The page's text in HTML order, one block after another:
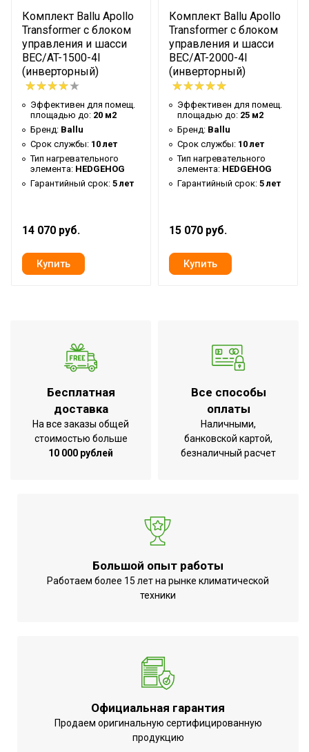
Комплект Ballu Apollo
Transformer с блоком
управления и шасси
BEC/AT-1500-4I
(инверторный)
Эффективен для помещ.
площадью до: 20 м2
Бренд: Ballu
Срок службы: 10 лет
Тип нагревательного
элемента: HEDGEHOG
Гарантийный срок: 5 лет
14 070 руб.
Комплект Ballu Apollo
Transformer с блоком
управления и шасси
BEC/AT-2000-4I
(инверторный)
Эффективен для помещ.
площадью до: 25 м2
Бренд: Ballu
Срок службы: 10 лет
Тип нагревательного
элемента: HEDGEHOG
Гарантийный срок: 5 лет
15 070 руб.
Бесплатная
доставка
На все заказы общей
стоимостью больше
10 000 рублей
Все способы
оплаты
Наличными,
банковской картой,
безналичный расчет
Большой опыт работы
Работаем более 15 лет на рынке климатической
техники
Официальная гарантия
Продаем оригинальную сертифицированную
продукцию